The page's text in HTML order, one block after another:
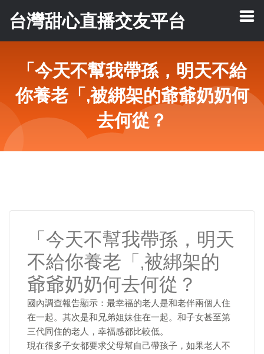
台灣甜心直播交友平台
「今天不幫我帶孫，明天不給
你養老「,被綁架的爺爺奶奶何
去何從？
「今天不幫我帶孫，明天
不給你養老「,被綁架的
爺爺奶奶何去何從？
國內調查報告顯示：最幸福的老人是和老伴兩個人住
在一起。其次是和兄弟姐妹住在一起。和子女甚至第
三代同住的老人，幸福感都比較低。
現在很多子女都要求父母幫自己帶孩子，如果老人不